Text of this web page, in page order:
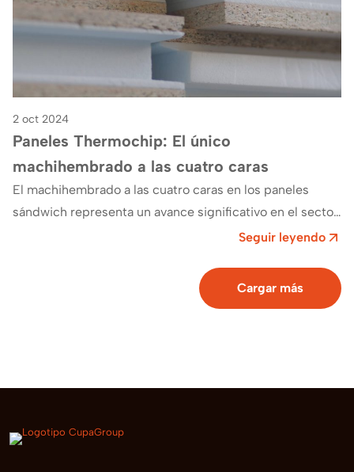
2 oct 2024
Paneles Thermochip: El único
machihembrado a las cuatro caras
El machihembrado a las cuatro caras en los paneles
sándwich representa un avance significativo en el sector
Seguir leyendo
Cargar más